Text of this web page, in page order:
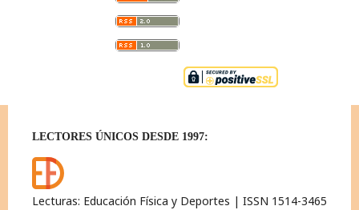
LECTORES ÚNICOS DESDE 1997:
Lecturas: Educación Física y Deportes | ISSN 1514-3465